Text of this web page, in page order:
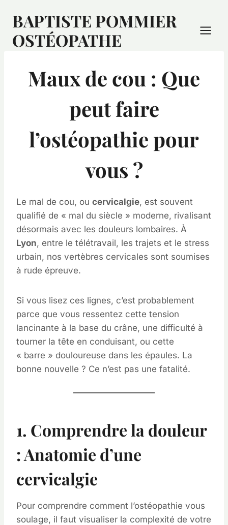
BAPTISTE POMMIER
OSTÉOPATHE
Maux de cou : Que
peut faire
l’ostéopathie pour
vous ?
Le mal de cou, ou cervicalgie, est souvent
qualifié de « mal du siècle » moderne, rivalisant
désormais avec les douleurs lombaires. À
Lyon, entre le télétravail, les trajets et le stress
urbain, nos vertèbres cervicales sont soumises
à rude épreuve.
Si vous lisez ces lignes, c’est probablement
parce que vous ressentez cette tension
lancinante à la base du crâne, une difficulté à
tourner la tête en conduisant, ou cette
« barre » douloureuse dans les épaules. La
bonne nouvelle ? Ce n’est pas une fatalité.
1. Comprendre la douleur
: Anatomie d’une
cervicalgie
Pour comprendre comment l’ostéopathie vous
soulage, il faut visualiser la complexité de votre